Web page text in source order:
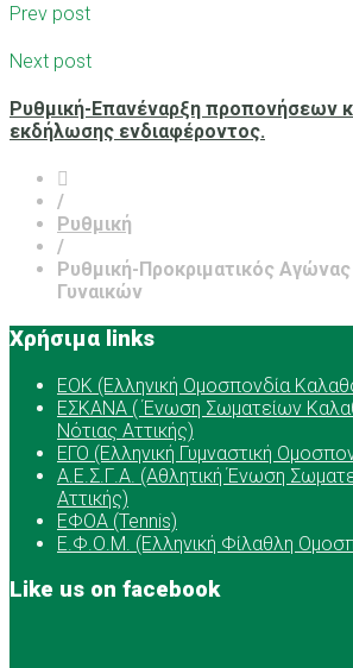
Prev post
Next post
Ρυθμική-Επανέναρξη προπονήσεων
εκδήλωσης ενδιαφέροντος.
/
Ρυθμική
/
Ρυθμική-Προκριματικός
Γυναικών
Χρήσιμα links
ΕOK (Ελληνική Ομοσπονδία
ΕΣΚΑΝΑ ( Ένωση Σωματείων
Νότιας Αττικής)
ΕΓΟ (Ελληνική Γυμναστική
Α.Ε.Σ.Γ.Α. (Αθλητική Ένωση
Αττικής)
ΕΦΟΑ (Tennis)
Ε.Φ.Ο.Μ. (Ελληνική Φίλαθλη
Like us on facebook